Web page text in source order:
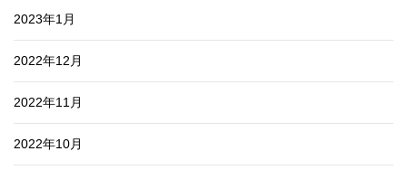
2023年1月
2022年12月
2022年11月
2022年10月